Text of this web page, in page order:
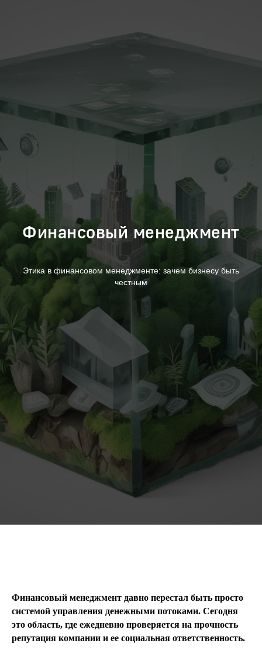
Финансовый менеджмент
Этика в финансовом менеджменте: зачем бизнесу быть
честным
Финансовый менеджмент давно перестал быть просто
системой управления денежными потоками. Сегодня
это область, где ежедневно проверяется на прочность
репутация компании и ее социальная ответственность.